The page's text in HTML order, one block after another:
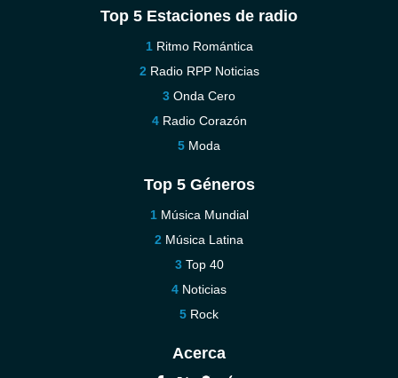
Top 5 Estaciones de radio
Ritmo Romántica
Radio RPP Noticias
Onda Cero
Radio Corazón
Moda
Top 5 Géneros
Música Mundial
Música Latina
Top 40
Noticias
Rock
Acerca